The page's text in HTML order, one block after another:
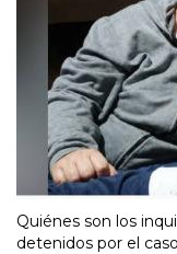
Quiénes son los
detenidos por el